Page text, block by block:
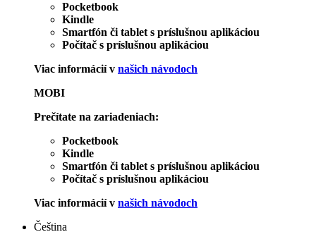
Pocketbook
Kindle
Smartfón či tablet s príslušnou aplikáciou
Počítač s príslušnou aplikáciou
Viac informácií v našich návodoch
MOBI
Prečítate na zariadeniach:
Pocketbook
Kindle
Smartfón či tablet s príslušnou aplikáciou
Počítač s príslušnou aplikáciou
Viac informácií v našich návodoch
Čeština